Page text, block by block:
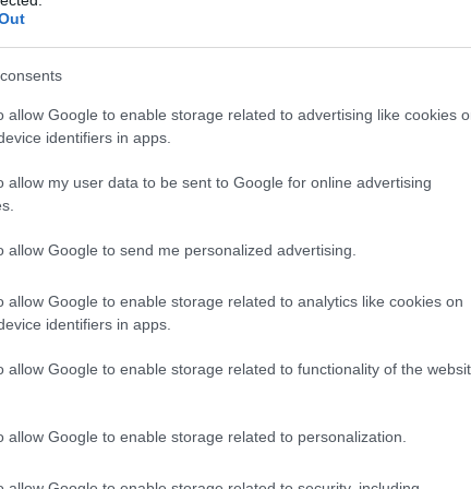
allow Google to enable storage related to advertising like cookies
identifiers in apps.
allow my user data to be sent to Google for online advertising
allow Google to send me personalized advertising.
allow Google to enable storage related to analytics like cookies on
identifiers in apps.
allow Google to enable storage related to functionality of the
allow Google to enable storage related to personalization.
oly igen tisztelnek, önmagukban, a hozzájuk adott gitáros-
hatnak, egyetlen
inkább szerezzen be egy Petri György-kötetet. És ez rendben is
olyan nagy szám, mert tőlük hallottuk először azt, hogy
Magyarországon kultikus, Kossuth-díjig jutó társaság?
az Anima Sound System, Sebestyén Márta, vagy a Parno
magyarul is fel lehet kelteni a tágabb figyelmet;
valami izgalmas.
olyan közeg bezártságának zenéje, amelyik még nem ocsúdott
akartak rá nyitni – elvégre sokkal kényelmesebb jellegzetesen
mások.